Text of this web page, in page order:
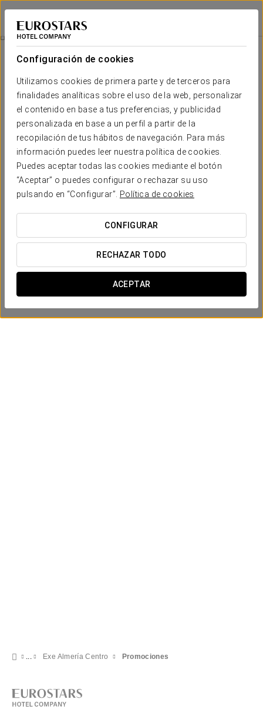
Configuración de cookies
Utilizamos cookies de primera parte y de terceros para
finalidades analíticas sobre el uso de la web, personalizar
el contenido en base a tus preferencias, y publicidad
personalizada en base a un perfil a partir de la
recopilación de tus hábitos de navegación. Para más
información puedes leer nuestra política de cookies.
Puedes aceptar todas las cookies mediante el botón
“Aceptar” o puedes configurar o rechazar su uso
pulsando en “Configurar”.
Política de cookies
CONFIGURAR
RECHAZAR TODO
ACEPTAR
Exe Almería Centro
ALMERÍA
Promociones
Promociones
Experiencia business
10€
Exe Almería Centro Promociones